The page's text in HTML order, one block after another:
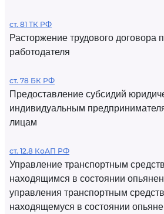
ст. 81 ТК РФ
Расторжение трудового договора
работодателя
ст. 78 БК РФ
Предоставление субсидий
индивидуальным
лицам
ст. 12.8 КоАП РФ
Управление транспортным
находящимся в состоянии
управления транспортным
находящемуся в состоянии